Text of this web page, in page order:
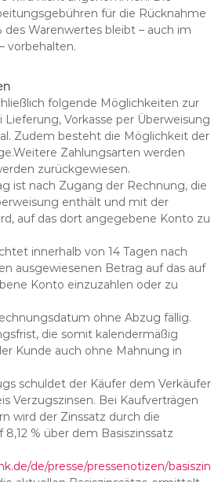
für die Rücknahme
des Warenwertes bleibt – auch im
vorbehalten.
folgende Möglichkeiten zur
Vorkasse per Überweisung
Zudem besteht die Möglichkeit der
Zahlungsarten werden
zurückgewiesen.
ist nach Zugang der Rechnung, die
enthält und mit der
auf das dort angegebene Konto zu
innerhalb von 14 Tagen nach
ausgewiesenen Betrag auf das auf
Konto einzuzahlen oder zu
ohne Abzug fällig.
die somit kalendermäßig
Kunde auch ohne Mahnung in
schuldet der Käufer dem Verkäufer
Verzugszinsen. Bei Kaufverträgen
wird der Zinssatz durch die
% über dem Basiszinssatz
de/presse/pressenotizen/basiszin